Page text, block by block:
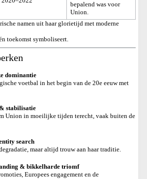
bepalend was voor
Union.
namen uit haar glorietijd met moderne
toekomst symboliseert.
dominantie
voetbal in het begin van de 20e eeuw met
stabilisatie
Union in moeilijke tijden terecht, vaak buiten de
search
maar altijd trouw aan haar traditie.
& bikkelharde triomf
Europees engagement en de